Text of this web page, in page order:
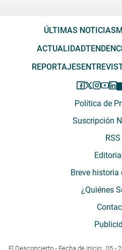
ÚLTIMAS NOTICIAS
ACTUALIDAD
REPORTAJES
Política de
Suscripción
RSS
Breve historia
¿Quiénes
El Desconcierto - Fecha de Inicio: 05 -